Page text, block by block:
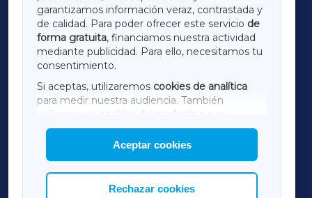
garantizamos información veraz, contrastada y
de calidad. Para poder ofrecer este servicio de
forma gratuita, financiamos nuestra actividad
mediante publicidad. Para ello, necesitamos tu
consentimiento.
Si aceptas, utilizaremos cookies de analítica
para medir nuestra audiencia. También
utilizaremos
cookies de marketing
mostrar publicidad de terceros.
Asimismo, puedes personalizar la elección de
las cookies que deseas permitir.
Aceptar cookies
Rechazar cookies
LUGOXA
TERRACHAXA
AMARIÑAXA
RIBEIRASACRAXA
ACORUÑAXA